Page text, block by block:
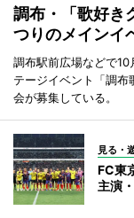
調布・「歌好
つりのメインイ
調布駅前広場などで
テージイベント「調布
会が募集している。
見る・
FC東
主演